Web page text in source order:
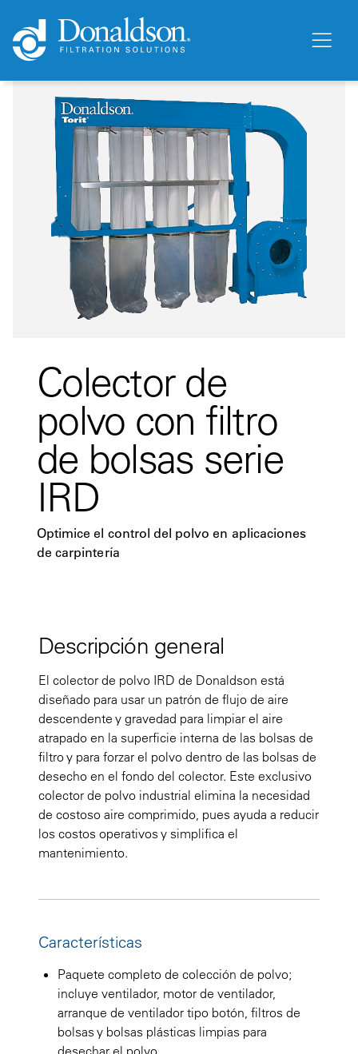
Colector de
polvo con filtro
de bolsas serie
IRD
Optimice el control del polvo en aplicaciones
de carpintería
Descripción general
El colector de polvo IRD de Donaldson está
diseñado para usar un patrón de flujo de aire
descendente y gravedad para limpiar el aire
atrapado en la superficie interna de las bolsas de
filtro y para forzar el polvo dentro de las bolsas de
desecho en el fondo del colector. Este exclusivo
colector de polvo industrial elimina la necesidad
de costoso aire comprimido, pues ayuda a reducir
los costos operativos y simplifica el
mantenimiento.
Características
Paquete completo de colección de polvo;
incluye ventilador, motor de ventilador,
arranque de ventilador tipo botón, filtros de
bolsas y bolsas plásticas limpias para
desechar el polvo